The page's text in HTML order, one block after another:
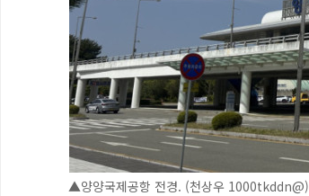
▲양양국제공항 전경. (천상우 1000tkddn@)